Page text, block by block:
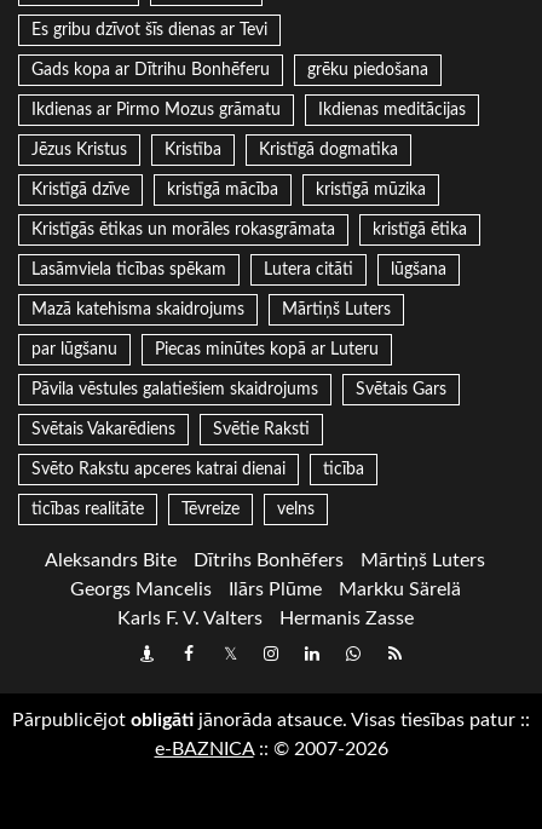
Es gribu dzīvot šīs dienas ar Tevi
Gads kopa ar Dītrihu Bonhēferu grēku piedošana
Ikdienas ar Pirmo Mozus grāmatu Ikdienas meditācijas
Jēzus Kristus Kristība Kristīgā dogmatika
Kristīgā dzīve kristīgā mācība kristīgā mūzika
Kristīgās ētikas un morāles rokasgrāmata kristīgā ētika
Lasāmviela ticības spēkam Lutera citāti lūgšana
Mazā katehisma skaidrojums Mārtiņš Luters
par lūgšanu Piecas minūtes kopā ar Luteru
Pāvila vēstules galatiešiem skaidrojums Svētais Gars
Svētais Vakarēdiens Svētie Raksti
Svēto Rakstu apceres katrai dienai ticība
ticības realitāte Tēvreize velns
Aleksandrs Bite Dītrihs Bonhēfers
Mārtiņš Luters
Georgs Mancelis
Ilārs Plūme
Markku Särelä
Karls F. V. Valters
Hermanis Zasse
DraugiemFacebook
TwitterInstagram
LinkedInwhatsapp
RSS
Pārpublicējot obligāti jānorāda atsauce. Visas tiesības patur ::
e-BAZNICA:: © 2007-2026